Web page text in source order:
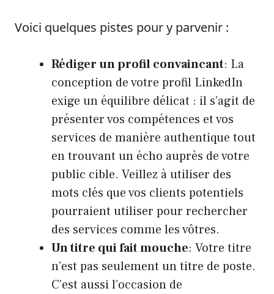
Voici quelques pistes pour y parvenir :
Rédiger un profil convaincant: La
conception de votre profil LinkedIn
exige un équilibre délicat : il s’agit de
présenter vos compétences et vos
services de manière authentique tout
en trouvant un écho auprès de votre
public cible. Veillez à utiliser des
mots clés que vos clients potentiels
pourraient utiliser pour rechercher
des services comme les vôtres.
Un titre qui fait mouche: Votre titre
n’est pas seulement un titre de poste.
C’est aussi l’occasion de